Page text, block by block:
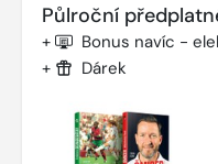
Půlroční
+ Bonus navíc -
+ Dárek